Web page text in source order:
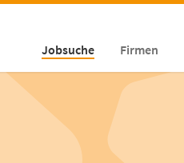
Jobsuche Firmen